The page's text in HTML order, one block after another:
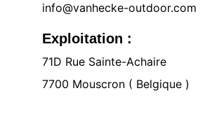
info@vanhecke-outdoor.com
Exploitation :
71D Rue Sainte-Achaire
7700 Mouscron ( Belgique )